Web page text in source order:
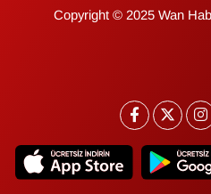
Copyright © 2025 Wan